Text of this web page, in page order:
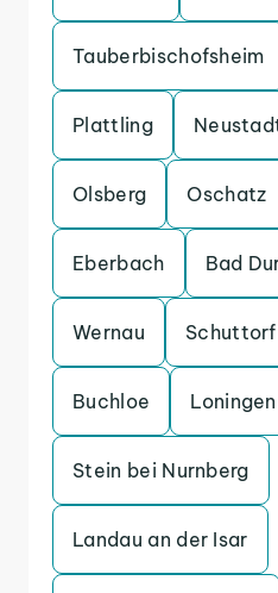
Tauberbischofsheim
Plattling
Olsberg Oschatz
Eberbach Bad
Wernau Schuttorf
Buchloe Loningen
Stein bei Nurnberg
Landau an der Isar